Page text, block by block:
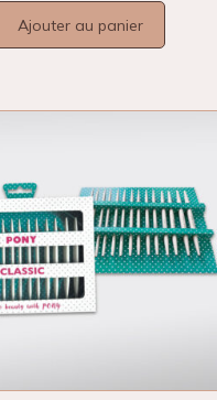
Ajouter au panier